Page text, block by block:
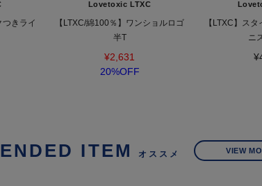
つきライ
Lovetoxic LTXC
【LTXC/綿100％】ワンショルロゴ
半T
¥2,631
20%OFF
【LTXC】ス
ニ
ITEM オススメ VIEW